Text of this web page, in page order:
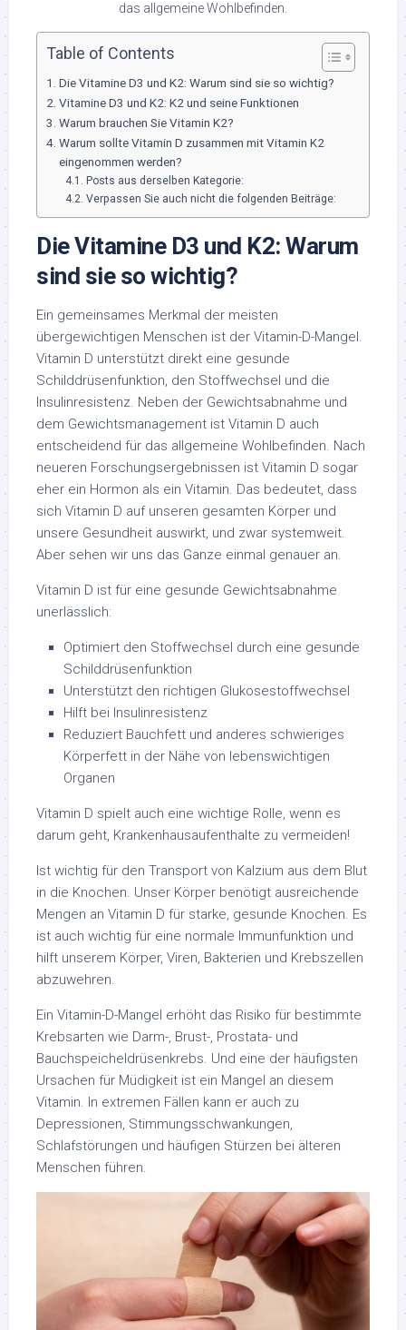
das allgemeine Wohlbefinden.
Table of Contents
Die Vitamine D3 und K2: Warum sind sie so wichtig?
Vitamine D3 und K2: K2 und seine Funktionen
Warum brauchen Sie Vitamin K2?
Warum sollte Vitamin D zusammen mit Vitamin K2
eingenommen werden?
Posts aus derselben Kategorie:
Verpassen Sie auch nicht die folgenden Beiträge:
Die Vitamine D3 und K2: Warum
sind sie so wichtig?
Ein gemeinsames Merkmal der meisten
übergewichtigen Menschen ist der Vitamin-D-Mangel.
Vitamin D unterstützt direkt eine gesunde
Schilddrüsenfunktion, den Stoffwechsel und die
Insulinresistenz. Neben der Gewichtsabnahme und
dem Gewichtsmanagement ist Vitamin D auch
entscheidend für das allgemeine Wohlbefinden. Nach
neueren Forschungsergebnissen ist Vitamin D sogar
eher ein Hormon als ein Vitamin. Das bedeutet, dass
sich Vitamin D auf unseren gesamten Körper und
unsere Gesundheit auswirkt, und zwar systemweit.
Aber sehen wir uns das Ganze einmal genauer an.
Vitamin D ist für eine gesunde Gewichtsabnahme
unerlässlich:
Optimiert den Stoffwechsel durch eine gesunde
Schilddrüsenfunktion
Unterstützt den richtigen Glukosestoffwechsel
Hilft bei Insulinresistenz
Reduziert Bauchfett und anderes schwieriges
Körperfett in der Nähe von lebenswichtigen
Organen
Vitamin D spielt auch eine wichtige Rolle, wenn es
darum geht, Krankenhausaufenthalte zu vermeiden!
Ist wichtig für den Transport von Kalzium aus dem Blut
in die Knochen. Unser Körper benötigt ausreichende
Mengen an Vitamin D für starke, gesunde Knochen. Es
ist auch wichtig für eine normale Immunfunktion und
hilft unserem Körper, Viren, Bakterien und Krebszellen
abzuwehren.
Ein Vitamin-D-Mangel erhöht das Risiko für bestimmte
Krebsarten wie Darm-, Brust-, Prostata- und
Bauchspeicheldrüsenkrebs. Und eine der häufigsten
Ursachen für Müdigkeit ist ein Mangel an diesem
Vitamin. In extremen Fällen kann er auch zu
Depressionen, Stimmungsschwankungen,
Schlafstörungen und häufigen Stürzen bei älteren
Menschen führen.